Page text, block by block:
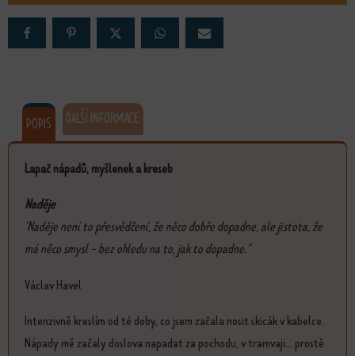
POPIS DALŠÍ INFORMACE
Lapač nápadů, myšlenek a kreseb
Naděje
'Naděje není to přesvědčení, že něco dobře dopadne, ale jistota, že
má něco smysl - bez ohledu na to, jak to dopadne.“
Václav Havel
Intenzivně kreslím od té doby, co jsem začala nosit skicák v kabelce.
Nápady mě začaly doslova napadat za pochodu, v tramvaji... prostě